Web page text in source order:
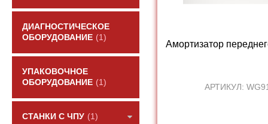
ДИАГНОСТИЧЕСКОЕ
ОБОРУДОВАНИЕ (1)
УПАКОВОЧНОЕ
ОБОРУДОВАНИЕ (1)
СТАНКИ С ЧПУ (1)
Амортизатор
АРТИКУЛ: